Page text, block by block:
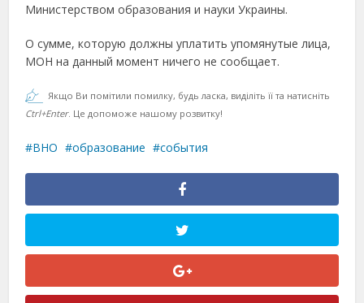
Министерством образования и науки Украины.
О сумме, которую должны уплатить упомянутые лица,
МОН на данный момент ничего не сообщает.
Якщо Ви помітили помилку, будь ласка, виділіть її та натисніть
Ctrl+Enter. Це допоможе нашому розвитку!
ВНО образование события